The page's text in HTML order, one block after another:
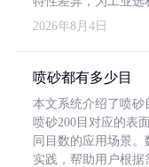
2026年8月4日
喷砂都有多少目
本文系统介绍了喷砂
喷砂200目对应的表
同目数的应用场景。
实践，帮助用户根据